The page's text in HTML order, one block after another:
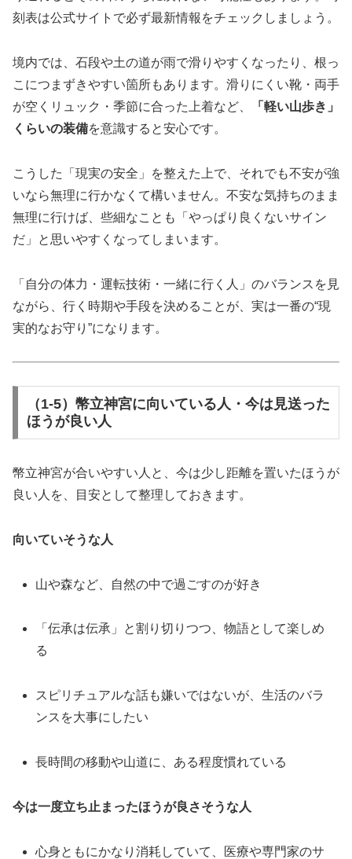
刻表は公式サイトで必ず最新情報をチェックしましょう。
境内では、石段や土の道が雨で滑りやすくなったり、根っ
こにつまずきやすい箇所もあります。滑りにくい靴・両手
が空くリュック・季節に合った上着など、
「軽い山歩き」
くらいの装備を意識すると安心です。
こうした「現実の安全」を整えた上で、それでも不安が強
いなら無理に行かなくて構いません。不安な気持ちのまま
無理に行けば、些細なことも「やっぱり良くないサイン
だ」と思いやすくなってしまいます。
「自分の体力・運転技術・一緒に行く人」のバランスを見
ながら、行く時期や手段を決めることが、実は一番の“現
実的なお守り”になります。
（1-5）幣立神宮に向いている人・今は見送った
ほうが良い人
幣立神宮が合いやすい人と、今は少し距離を置いたほうが
良い人を、目安として整理しておきます。
向いていそうな人
山や森など、自然の中で過ごすのが好き
「伝承は伝承」と割り切りつつ、物語として楽しめ
る
スピリチュアルな話も嫌いではないが、生活のバラ
ンスを大事にしたい
長時間の移動や山道に、ある程度慣れている
今は一度立ち止まったほうが良さそうな人
心身ともにかなり消耗していて、医療や専門家のサ